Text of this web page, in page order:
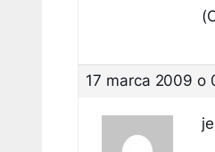
17 marca 2009 o